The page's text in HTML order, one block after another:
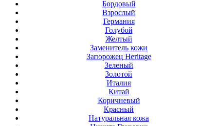
Бордовый
Взрослый
Германия
Голубой
Желтый
Заменитель кожи
Запорожец Heritage
Зеленый
Золотой
Италия
Китай
Коричневый
Красный
Натуральная кожа